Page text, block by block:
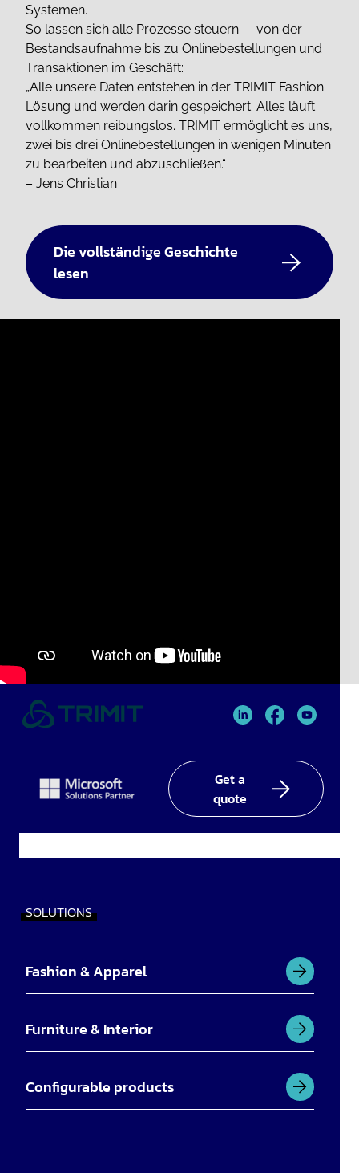
Systemen.
So lassen sich alle Prozesse steuern — von der
Bestandsaufnahme bis zu Onlinebestellungen und
Transaktionen im Geschäft:
„Alle unsere Daten entstehen in der TRIMIT Fashion
Lösung und werden darin gespeichert. Alles läuft
vollkommen reibungslos. TRIMIT ermöglicht es uns,
zwei bis drei Onlinebestellungen in wenigen Minuten
zu bearbeiten und abzuschließen.“
– Jens Christian
Die vollständige Geschichte
lesen
TRIMIT
In
TRIMIT
TRIMIT
Get a
quote
SOLUTIONS
Fashion & Apparel
Furniture & Interior
Configurable products